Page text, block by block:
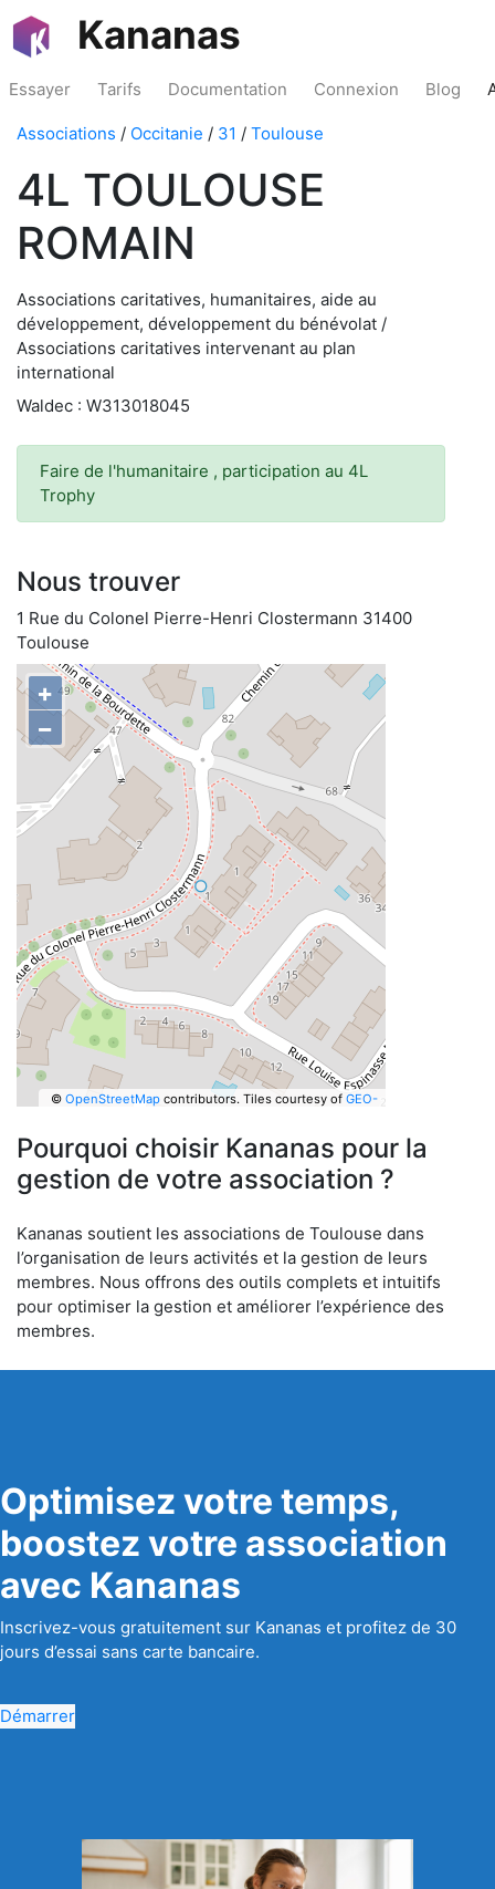
Kananas
Essayer Tarifs Documentation Connexion Blog
Associations / Occitanie / 31 / Toulouse
4L TOULOUSE
ROMAIN
Associations caritatives, humanitaires, aide au
développement, développement du bénévolat /
Associations caritatives intervenant au plan
international
Waldec : W313018045
Faire de l'humanitaire , participation au 4L
Trophy
Nous trouver
1 Rue du Colonel Pierre-Henri Clostermann 31400
Toulouse
+
−
© OpenStreetMapcontributors. Tiles courtesy of GEO-
Pourquoi choisir Kananas pour la
gestion de votre association ?
Kananas soutient les associations de Toulouse dans
l’organisation de leurs activités et la gestion de leurs
membres. Nous offrons des outils complets et intuitifs
pour optimiser la gestion et améliorer l’expérience des
membres.
Optimisez votre temps,
boostez votre association
avec Kananas
Inscrivez-vous gratuitement sur Kananas et profitez de 30
jours d’essai sans carte bancaire.
Démarrer